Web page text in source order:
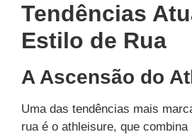
Tendências
Estilo de Rua
A Ascensão do
Uma das tendências mais
rua é o athleisure, que